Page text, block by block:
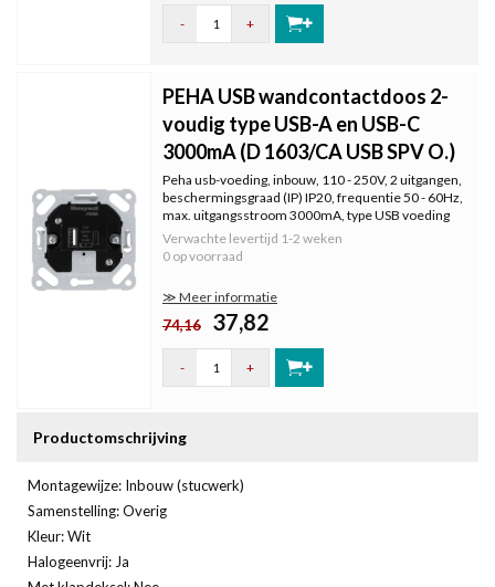
- +
PEHA USB wandcontactdoos 2-
voudig type USB-A en USB-C
3000mA (D 1603/CA USB SPV O.)
Peha usb-voeding, inbouw, 110 - 250V, 2 uitgangen,
beschermingsgraad (IP) IP20, frequentie 50 - 60Hz,
max. uitgangsstroom 3000mA, type USB voeding
AC, uitgangsspanning 9V, zonder centraalplaat.
Verwachte levertijd 1-2 weken
0 op voorraad
≫ Meer informatie
74,16 37,82
- +
Productomschrijving
Montagewijze: Inbouw (stucwerk)
Samenstelling: Overig
Kleur: Wit
Halogeenvrij: Ja